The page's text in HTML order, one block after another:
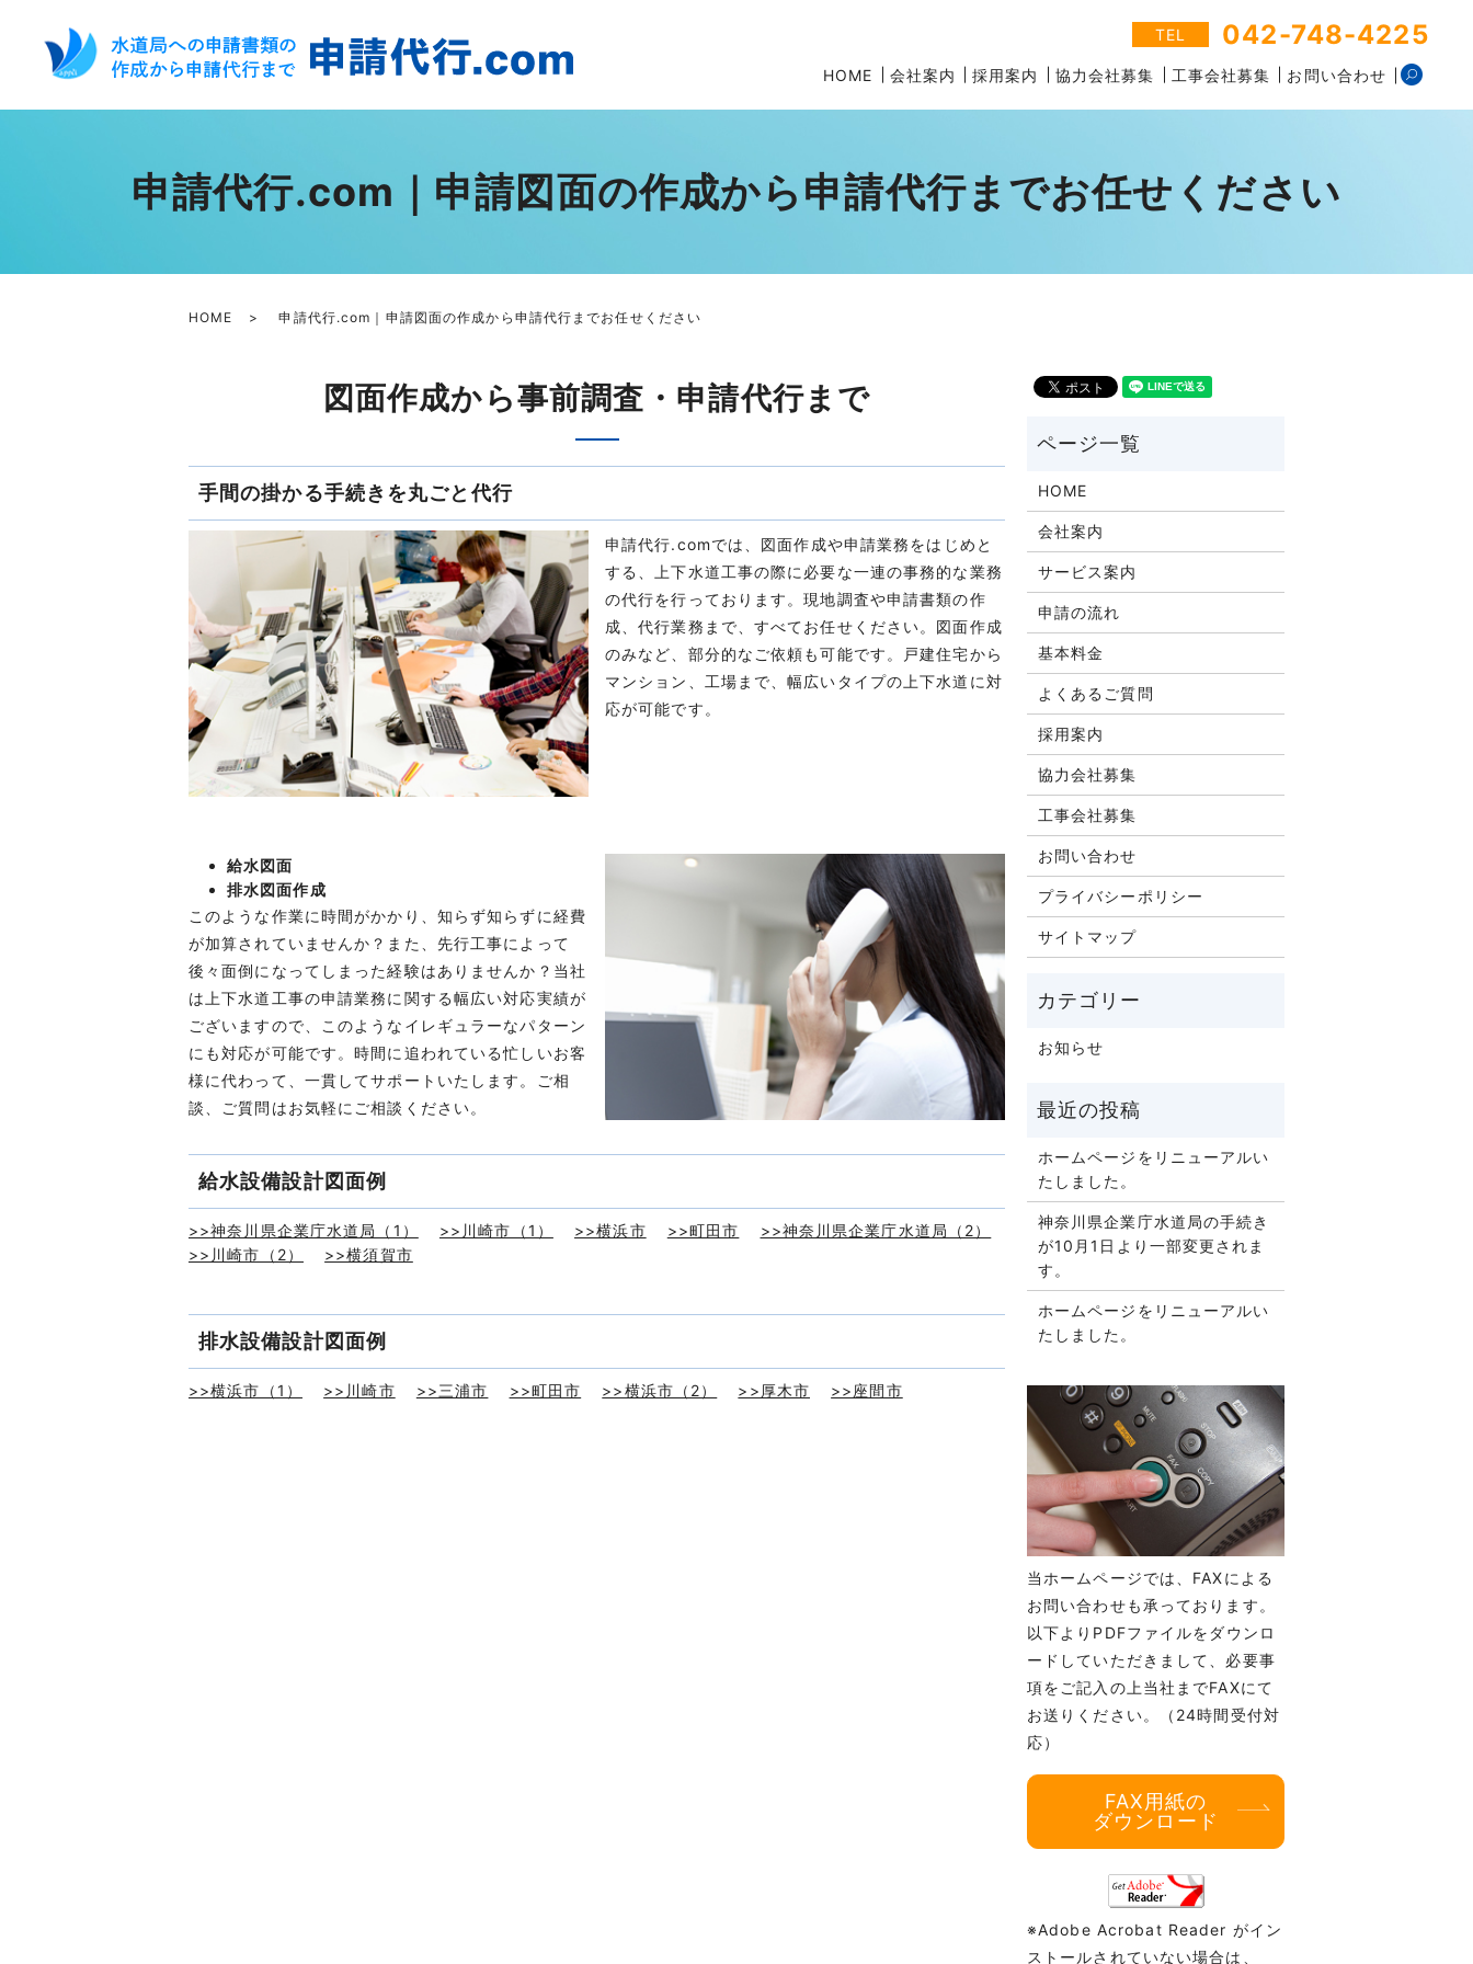
HOME 会社案内 採用案内 協力会社募集 工事会社募集 お問い合わせ
TEL 042-748-4225
申請代行.com｜申請図面の作成から申請代行までお任せください
HOME 申請代行.com｜申請図面の作成から申請代行までお任せください
図面作成から事前調査・申請代行まで
手間の掛かる手続きを丸ごと代行
申請代行.comでは、図面作成や申請業務をはじめと
する、上下水道工事の際に必要な一連の事務的な業務
の代行を行っております。現地調査や申請書類の作
成、代行業務まで、すべてお任せください。図面作成
のみなど、部分的なご依頼も可能です。戸建住宅から
マンション、工場まで、幅広いタイプの上下水道に対
応が可能です。
給水図面
排水図面作成
このような作業に時間がかかり、知らず知らずに経費
が加算されていませんか？また、先行工事によって
後々面倒になってしまった経験はありませんか？当社
は上下水道工事の申請業務に関する幅広い対応実績が
ございますので、このようなイレギュラーなパターン
にも対応が可能です。時間に追われている忙しいお客
様に代わって、一貫してサポートいたします。ご相
談、ご質問はお気軽にご相談ください。
給水設備設計図面例
>>神奈川県企業庁水道局（1） >>川崎市（1） >>横浜市 >>町田市
>>神奈川県企業庁水道局（2）
>>川崎市（2）
>>横須賀市
排水設備設計図面例
>>横浜市（1） >>川崎市 >>三浦市 >>町田市 >>横浜市（2） >>厚木市 >>座間市
HOME
会社案内
サービス案内
申請の流れ
基本料金
よくあるご質問
採用案内
協力会社募集
工事会社募集
お問い合わせ
プライバシーポリシー
サイトマップ
お知らせ
ホームページをリニューアルい
たしました。
神奈川県企業庁水道局の手続き
が10月1日より一部変更されま
す。
ホームページをリニューアルい
たしました。
当ホームページでは、FAXによる
お問い合わせも承っております。
以下よりPDFファイルをダウンロ
ードしていただきまして、必要事
項をご記入の上当社までFAXにて
お送りください。（24時間受付対
応）
FAX用紙の
ダウンロード
※Adobe Acrobat Reader がイン
ストールされていない場合は、